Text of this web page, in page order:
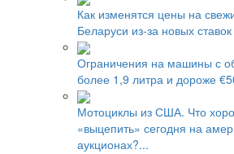
Как изменятся цены на
Беларуси из-за новых
Ограничения на машины с
более 1,9 литра и дороже
Мотоциклы из США. Что
«выцепить» сегодня на
аукционах?...